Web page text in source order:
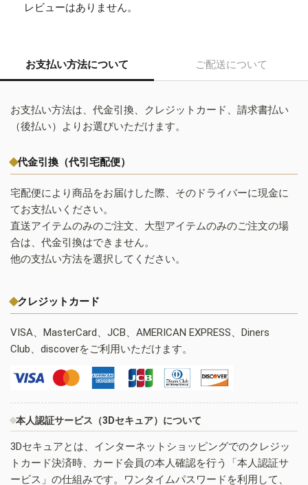
レビューはありません。
お支払い方法について ご配送について
お支払い方法は、代金引換、クレジットカード、請求書払い
（後払い）よりお選びいただけます。
代金引換（代引宅配便）
宅配便により商品をお届けした際、そのドライバーに現金に
てお支払いください。
直送アイテムのみのご注文、大型アイテムのみのご注文の場
合は、代金引換はできません。
他の支払い方法を選択してください。
クレジットカード
VISA、MasterCard、JCB、AMERICAN EXPRESS、Diners
Club、discoverをご利用いただけます。
本人認証サービス（3Dセキュア）について
3Dセキュアとは、インターネットショッピングでのクレジッ
トカード決済時、カード会員の本人確認を行う「本人認証サ
ービス」の仕組みです。ワンタイムパスワードを利用して、